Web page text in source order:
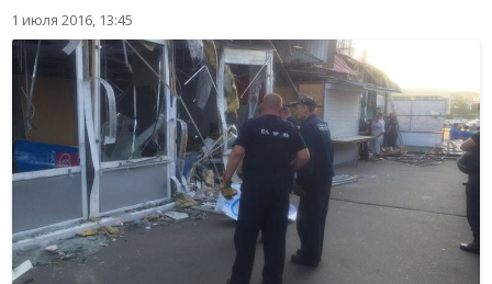
1 июля 2016, 13:45